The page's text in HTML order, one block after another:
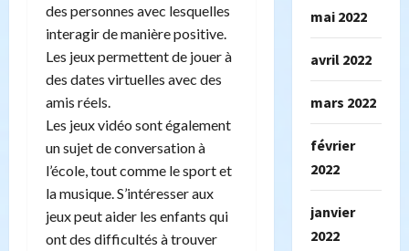
des personnes avec lesquelles
interagir de manière positive.
Les jeux permettent de jouer à
des dates virtuelles avec des
amis réels.
Les jeux vidéo sont également
un sujet de conversation à
l’école, tout comme le sport et
la musique. S’intéresser aux
jeux peut aider les enfants qui
ont des difficultés à trouver
mai 2022
avril 2022
mars 2022
février
2022
janvier
2022